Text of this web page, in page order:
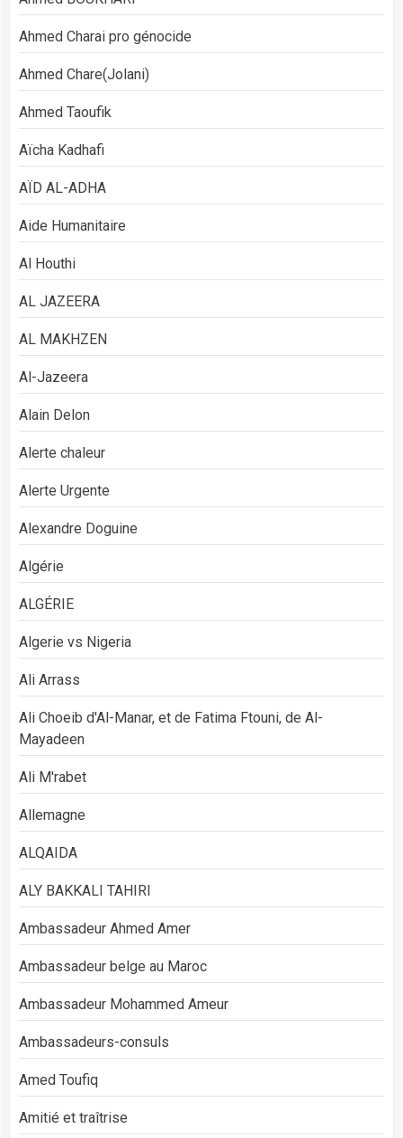
Ahmed Charai pro génocide
Ahmed Chare(Jolani)
Ahmed Taoufik
Aïcha Kadhafi
AÏD AL-ADHA
Aide Humanitaire
Al Houthi
AL JAZEERA
AL MAKHZEN
Al-Jazeera
Alain Delon
Alerte chaleur
Alerte Urgente
Alexandre Doguine
Algérie
ALGÉRIE
Algerie vs Nigeria
Ali Arrass
Ali Choeib d'Al-Manar, et de Fatima Ftouni, de Al-
Mayadeen
Ali M'rabet
Allemagne
ALQAIDA
ALY BAKKALI TAHIRI
Ambassadeur Ahmed Amer
Ambassadeur belge au Maroc
Ambassadeur Mohammed Ameur
Ambassadeurs-consuls
Amed Toufiq
Amitié et traîtrise